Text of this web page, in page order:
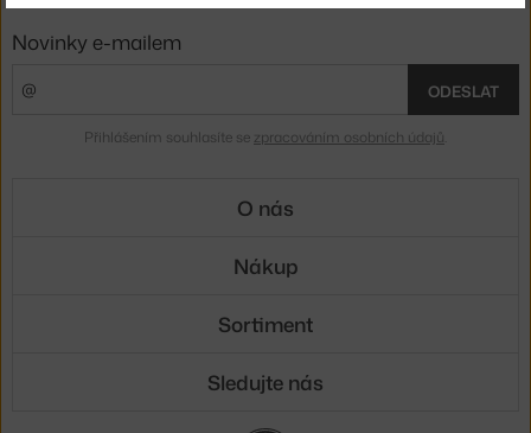
Novinky e-mailem
ODESLAT
Přihlášením souhlasíte se zpracováním osobních údajů
O nás
Nákup
Sortiment
Sledujte nás